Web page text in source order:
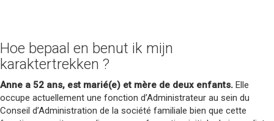
Hoe bepaal en benut ik mijn
karaktertrekken ?
Anne a 52 ans, est marié(e) et mère de deux enfants. Elle
occupe actuellement une fonction d’Administrateur au sein du
Conseil d’Administration de la société familiale bien que cette